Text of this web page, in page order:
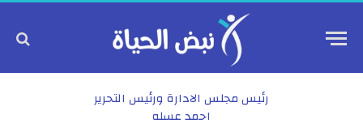
رئيس مجلس الادارة ورئيس التحرير
احمد عسله